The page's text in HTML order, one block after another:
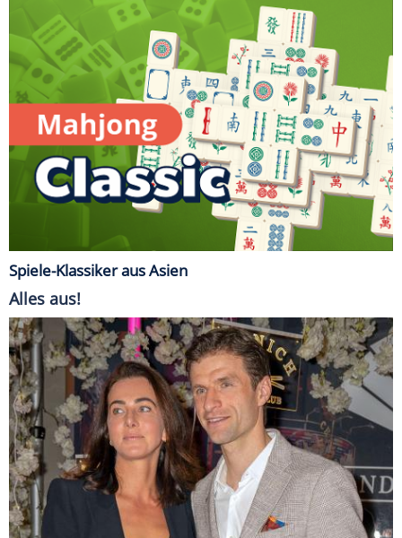
Spiele-Klassiker aus Asien
Alles aus!